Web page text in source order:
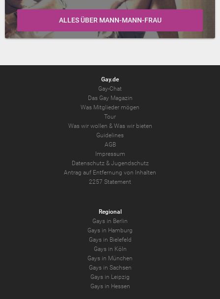
ALLES ÜBER MANN-MANN-FRAU
Gay.de
Gay-Chat
Das Gay Magazin
Was Mitglieder mögen
Tour
Was wir wollen & Was wir bieten
Guidelines
AGB
Impressum
Datenschutz& Jugendschutz
Antrag auf Entfernung von Inhalten
2257 Statement
Regional
Gays in Berlin
Gays in Hamburg
Gays in Bielefeld
Gays in Köln
Gays in München
Gays in Sachsen
Gays in Leipzig
Gays in Hessen